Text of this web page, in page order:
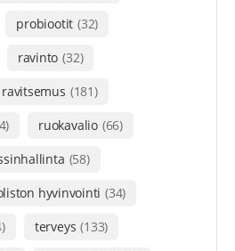
probiootit (32)
ravinto (32)
ravitsemus (181)
ruokavalio (66)
(58)
hyvinvointi (34)
terveys (133)